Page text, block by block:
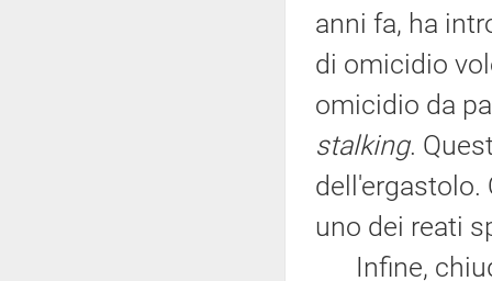
anni fa, ha
di omicidio
omicidio da
stalking.
dell'ergastolo.
uno dei reati
Infine,